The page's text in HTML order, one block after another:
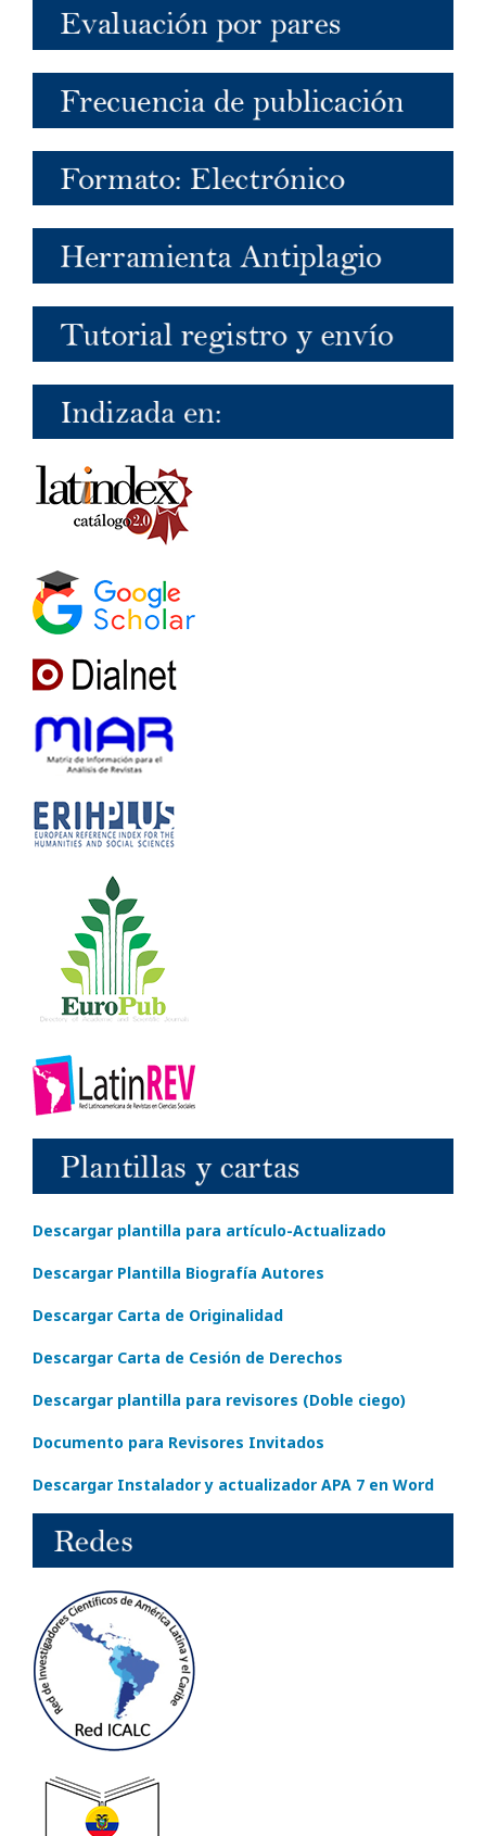
Descargar plantilla para artículo-Actualizado
Descargar Plantilla Biografía Autores
Descargar Carta de Originalidad
Descargar Carta de Cesión de Derechos
Descargar plantilla para revisores (Doble ciego)
Documento para Revisores Invitados
Descargar Instalador y actualizador APA 7 en Word